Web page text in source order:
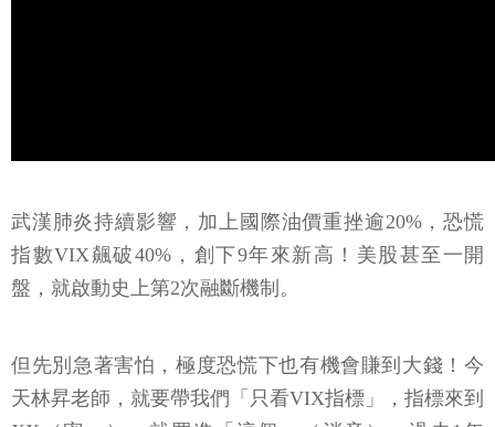
武漢肺炎持續影響，加上國際油價重挫逾20%，恐慌
指數VIX飆破40%，創下9年來新高！美股甚至一開
盤，就啟動史上第2次融斷機制。
但先別急著害怕，極度恐慌下也有機會賺到大錢！今
天林昇老師，就要帶我們「只看VIX指標」，指標來到